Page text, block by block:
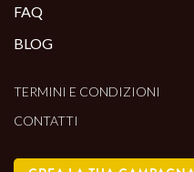
FAQ
BLOG
TERMINI E CONDIZIONI
CONTATTI